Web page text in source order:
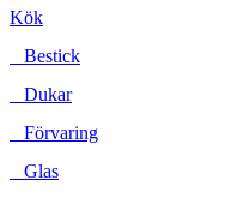
Kök
Bestick
Dukar
Förvaring
Glas